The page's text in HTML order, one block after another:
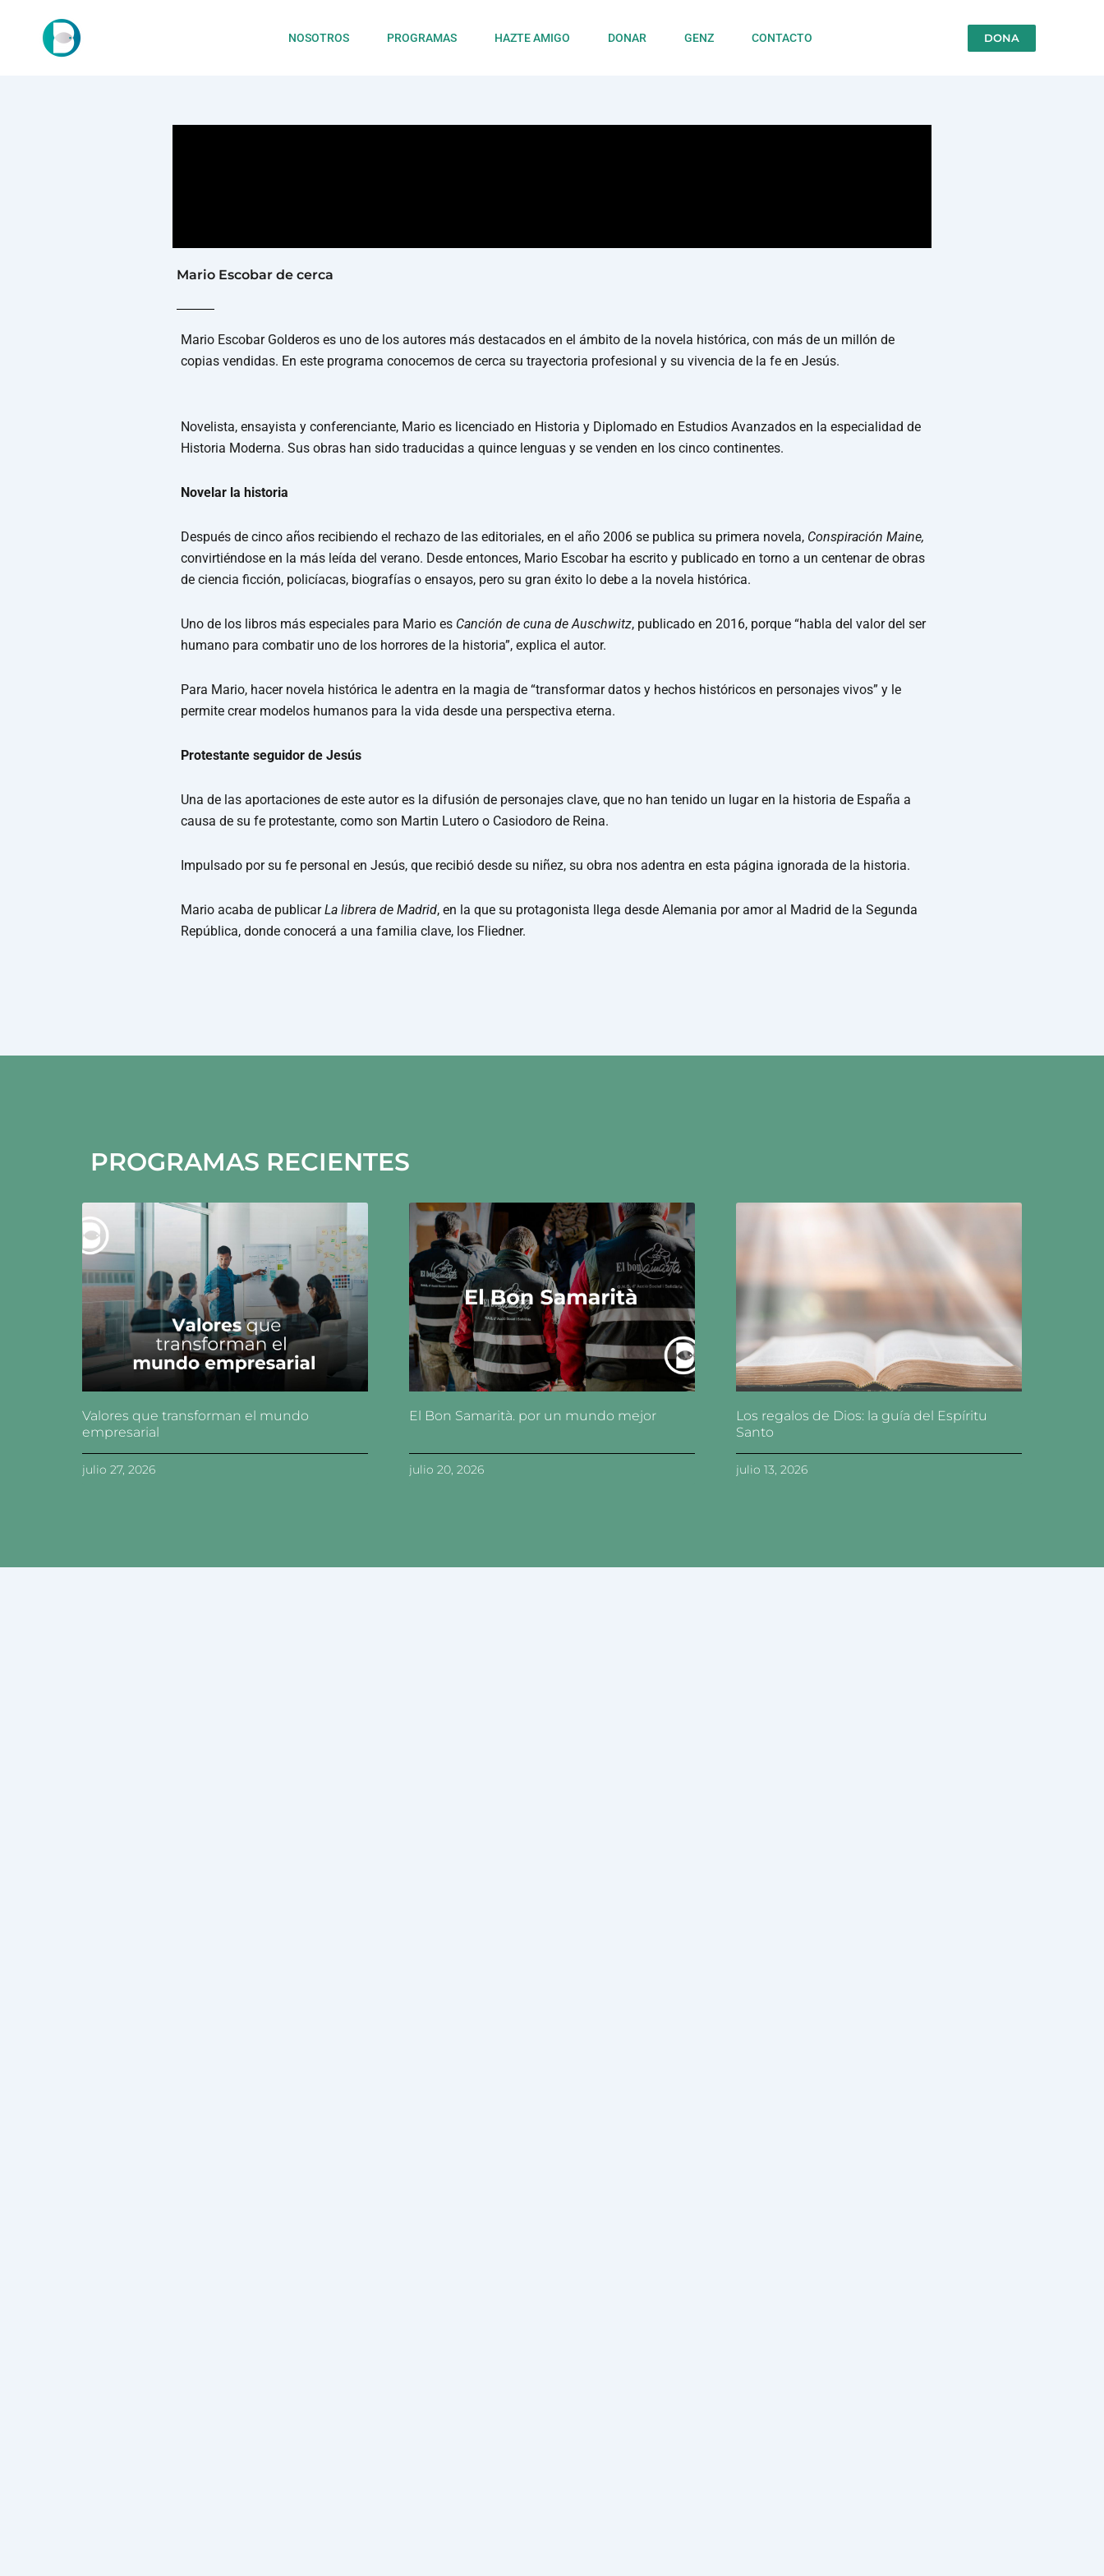
NOSOTROS PROGRAMAS HAZTE AMIGO DONAR GENZ CONTACTO DONA
Mario Escobar de cerca
Mario Escobar Golderos es uno de los autores más destacados en el ámbito de la novela histórica, con más de un millón de
copias vendidas. En este programa conocemos de cerca su trayectoria profesional y su vivencia de la fe en Jesús.
Novelista, ensayista y conferenciante, Mario es licenciado en Historia y Diplomado en Estudios Avanzados en la especialidad de
Historia Moderna. Sus obras han sido traducidas a quince lenguas y se venden en los cinco continentes.
Novelar la historia
Después de cinco años recibiendo el rechazo de las editoriales, en el año 2006 se publica su primera novela, Conspiración Maine,
convirtiéndose en la más leída del verano. Desde entonces, Mario Escobar ha escrito y publicado en torno a un centenar de obras
de ciencia ficción, policíacas, biografías o ensayos, pero su gran éxito lo debe a la novela histórica.
Uno de los libros más especiales para Mario es Canción de cuna de Auschwitz, publicado en 2016, porque “habla del valor del ser
humano para combatir uno de los horrores de la historia”, explica el autor.
Para Mario, hacer novela histórica le adentra en la magia de “transformar datos y hechos históricos en personajes vivos” y le
permite crear modelos humanos para la vida desde una perspectiva eterna.
Protestante seguidor de Jesús
Una de las aportaciones de este autor es la difusión de personajes clave, que no han tenido un lugar en la historia de España a
causa de su fe protestante, como son Martin Lutero o Casiodoro de Reina.
Impulsado por su fe personal en Jesús, que recibió desde su niñez, su obra nos adentra en esta página ignorada de la historia.
Mario acaba de publicarLa librera de Madrid, en la que su protagonista llega desde Alemania por amor al Madrid de la Segunda
República, donde conocerá a una familia clave, los Fliedner.
PROGRAMAS RECIENTES
Valores que transforman el mundo
empresarial
julio 27, 2026
El Bon Samarità. por un mundo mejor
julio 20, 2026
Los regalos de Dios: la guía del Espíritu
Santo
julio 13, 2026